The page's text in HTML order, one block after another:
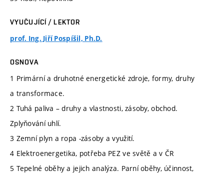
VYUČUJÍCÍ / LEKTOR
prof. Ing. Jiří Pospíšil, Ph.D.
OSNOVA
1 Primární a druhotné energetické zdroje, formy, druhy
a transformace.
2 Tuhá paliva – druhy a vlastnosti, zásoby, obchod.
Zplyňování uhlí.
3 Zemní plyn a ropa -zásoby a využití.
4 Elektroenergetika, potřeba PEZ ve světě a v ČR
5 Tepelné oběhy a jejich analýza. Parní oběhy, účinnost,